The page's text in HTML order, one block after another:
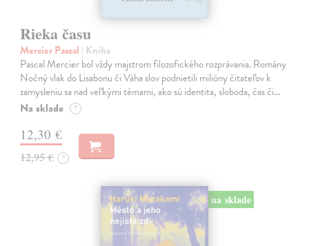
Rieka času
Mercier Pascal | Kniha
Pascal Mercier bol vždy majstrom filozofického rozprávania. Romány
Nočný vlak do Lisabonu či Váha slov podnietili milióny čitateľov k
zamysleniu sa nad veľkými témami, ako sú identita, sloboda, čas či…
Na sklade ?
12,30 €
12,95 € ?
na sklade